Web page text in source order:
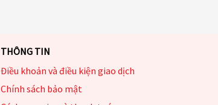
THÔNG TIN
Điều khoản và điều kiện giao dịch
Chính sách bảo mật